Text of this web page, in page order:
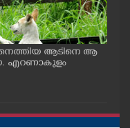
ആടിനെ ആ
എറണാകുളം